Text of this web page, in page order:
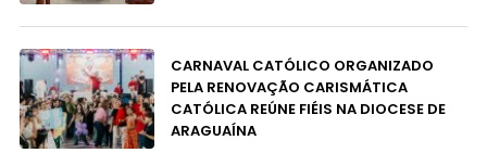
CARNAVAL CATÓLICO ORGANIZADO
PELA RENOVAÇÃO CARISMÁTICA
CATÓLICA REÚNE FIÉIS NA DIOCESE DE
ARAGUAÍNA